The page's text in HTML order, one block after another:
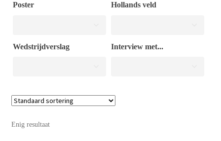
Poster Hollands veld
Wedstrijdverslag Interview met...
Enig resultaat